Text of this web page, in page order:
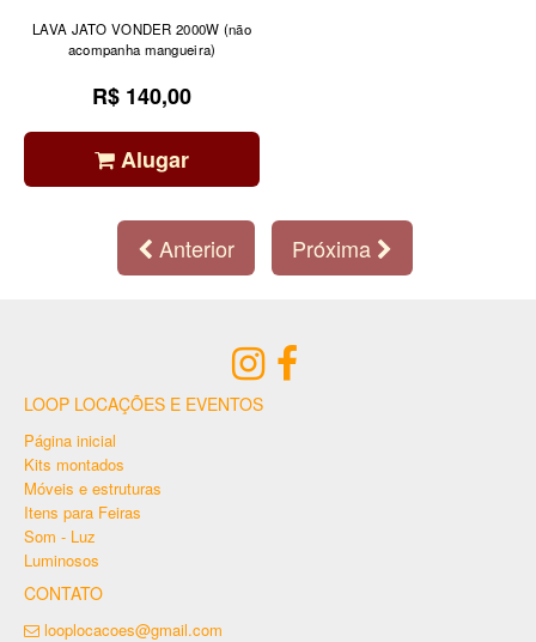
LAVA JATO VONDER 2000W (não
acompanha mangueira)
R$ 140,00
Alugar
Anterior Próxima
LOOP LOCAÇÕES E EVENTOS
Página inicial
Kits montados
Móveis e estruturas
Itens para Feiras
Som - Luz
Luminosos
CONTATO
looplocacoes@gmail.com